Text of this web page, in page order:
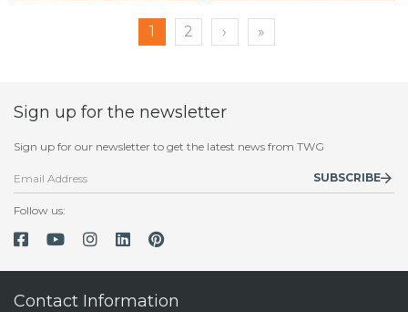
1 2 › »
Sign up for the newsletter
Sign up for our newsletter to get the latest news from TWG
SUBSCRIBE
Follow us:
Contact Information